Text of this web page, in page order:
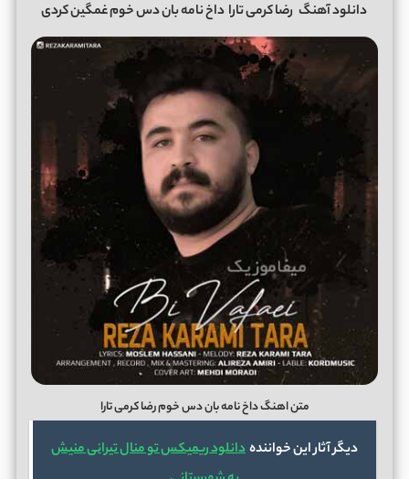
دانلود آهنگ رضا کرمی تارا داخ نامه بان دس خوم غمگین کردی
متن اهنگ داخ نامه بان دس خوم رضا کرمی تارا
دیگر آثار این خوانندهدانلود ریمیکس تو منال تیرانی منیش